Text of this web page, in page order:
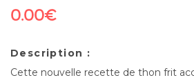
0.00€
Description :
Cette nouvelle recette de thon frit